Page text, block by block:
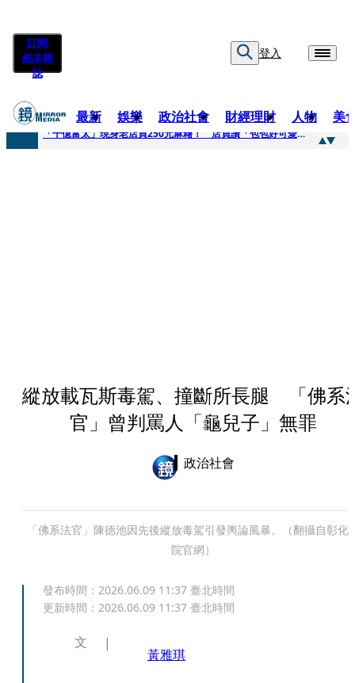
訂閱
紙本雜
誌
登入
最新 娛樂 政治社會 財經理財 人物 美
快訊
「千億富太」現身老店買250元麻糬！ 店員讚「包包好可愛」她笑回：我自己做的
縱放載瓦斯毒駕、撞斷所長腿 「佛系
官」曾判罵人「龜兒子」無罪
政治社會
「佛系法官」陳德池因先後縱放毒駕引發輿論風暴。（翻攝自彰化
院官網）
發布時間： 2026.06.09 11:37 臺北時間
更新時間： 2026.06.09 11:37 臺北時間
文
黃雅琪